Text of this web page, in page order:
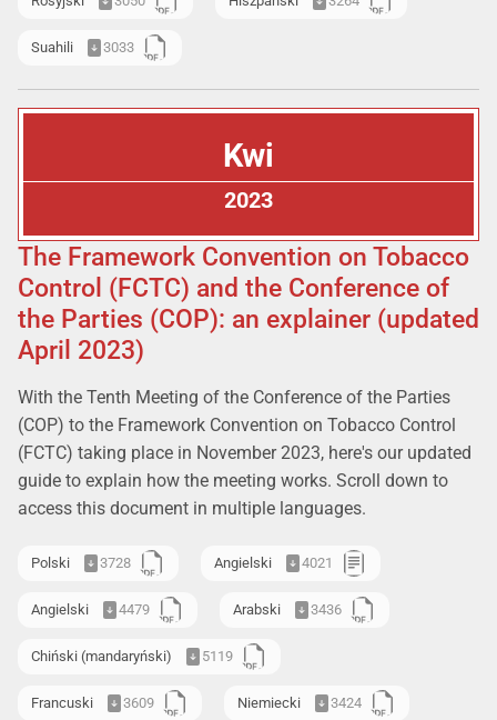
Suahili 3033
Kwi
2023
The Framework Convention on Tobacco
Control (FCTC) and the Conference of
the Parties (COP): an explainer (updated
April 2023)
With the Tenth Meeting of the Conference of the Parties
(COP) to the Framework Convention on Tobacco Control
(FCTC) taking place in November 2023, here's our updated
guide to explain how the meeting works. Scroll down to
access this document in multiple languages.
Polski 3728 Angielski 4021
Angielski 4479 Arabski 3436
Chiński (mandaryński) 5119
Francuski 3609 Niemiecki 3424